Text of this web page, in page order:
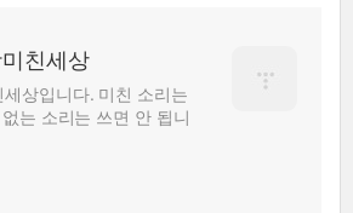
친세상
상입니다. 미친 소리는
는 소리는 쓰면 안 됩니